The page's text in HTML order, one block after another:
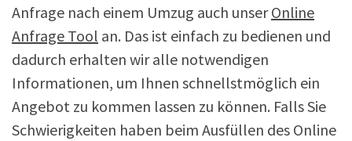
Anfrage nach einem Umzug auch unserOnline
Anfrage Tool an. Das ist einfach zu bedienen und
dadurch erhalten wir alle notwendigen
Informationen, um Ihnen schnellstmöglich ein
Angebot zu kommen lassen zu können. Falls Sie
Schwierigkeiten haben beim Ausfüllen des Online